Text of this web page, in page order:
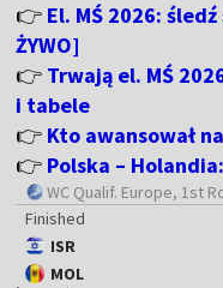
👉 El. MŚ 2026:
ŻYWO]
👉 Trwają el. MŚ
i tabele
👉 Kto awansował
👉 Polska –
WC Qualif. Europe, 1st
Finished
ISR
MOL